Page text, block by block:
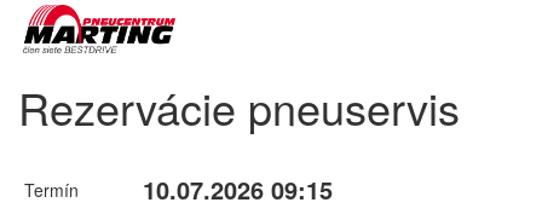
Rezervácie pneuservis
Termín 10.07.2026 09:15